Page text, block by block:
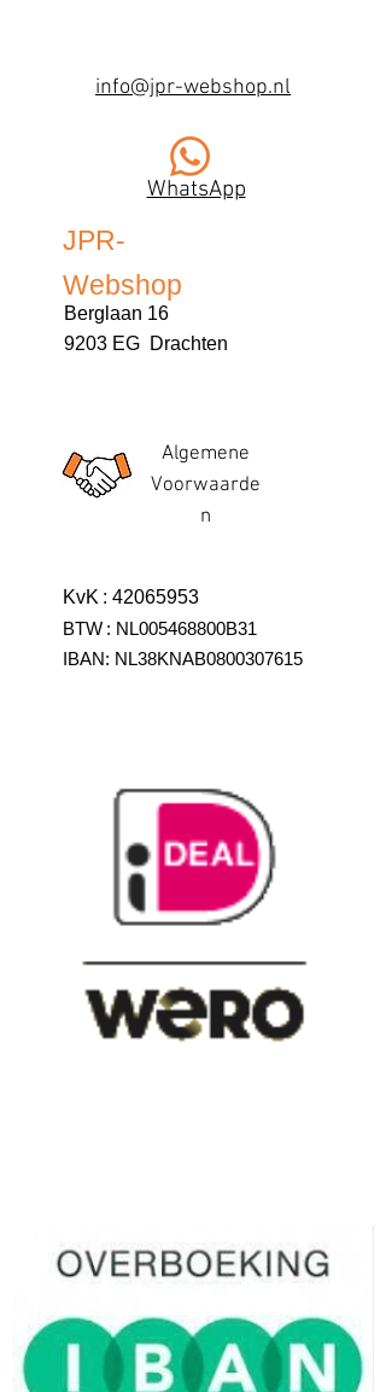
info@jpr-webshop.nl
WhatsApp
JPR-
Webshop
Berglaan 16
9203 EG Drachten
Algemene
Voorwaarde
n
KvK : 42065953
BTW : NL005468800B31
IBAN: NL38KNAB0800307615